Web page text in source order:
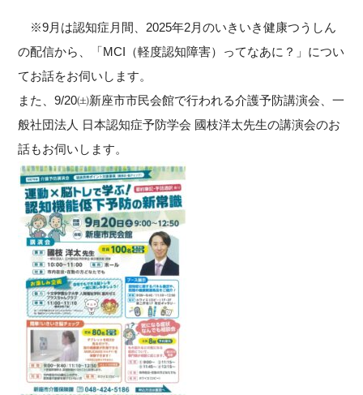
※9月は認知症月間、2025年2月のいきいき健康つうしん
の配信から、「MCI（軽度認知障害）ってなあに？」につい
てお話をお伺いします。
また、9/20㈯新座市市民会館で行われる介護予防講演会、一
般社団法人 日本認知症予防学会 國枝洋太先生の講演会のお
話もお伺いします。